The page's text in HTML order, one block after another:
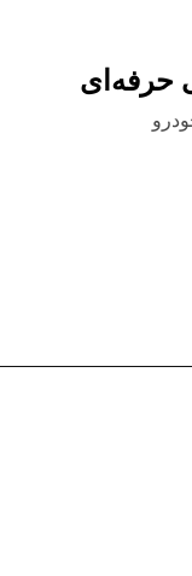
حرفه‌ای